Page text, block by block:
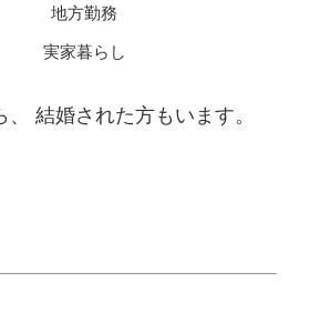
地方勤務
実家暮らし
、 結婚された方もいます。